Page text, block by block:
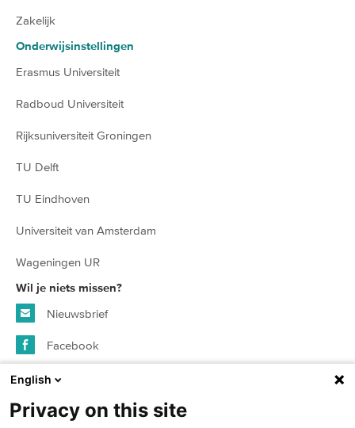
Zakelijk
Onderwijsinstellingen
Erasmus Universiteit
Radboud Universiteit
Rijksuniversiteit Groningen
TU Delft
TU Eindhoven
Universiteit van Amsterdam
Wageningen UR
Wil je niets missen?
Nieuwsbrief
Facebook
Instagram
English
Privacy on this site